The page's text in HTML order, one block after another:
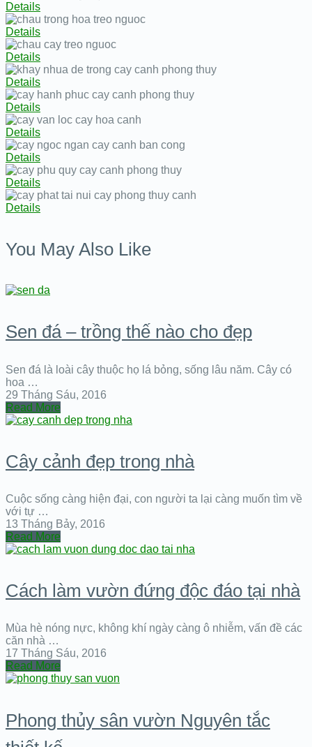
Details
Details
Details
Details
Details
Details
Details
Details
Details
You May Also Like
Sen đá – trồng thế nào cho đẹp
Sen đá là loài cây thuộc họ lá bỏng, sống lâu năm. Cây có
hoa …
29 Tháng Sáu, 2016
Read More
Cây cảnh đẹp trong nhà
Cuộc sống càng hiện đại, con người ta lại càng muốn tìm về
với tự …
13 Tháng Bảy, 2016
Read More
Cách làm vườn đứng độc đáo tại nhà
Mùa hè nóng nực, không khí ngày càng ô nhiễm, vấn đề các
căn nhà …
17 Tháng Sáu, 2016
Read More
Phong thủy sân vườn Nguyên tắc